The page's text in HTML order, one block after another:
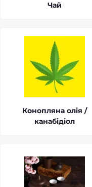
Чай
Конопляна олія /
канабідіол